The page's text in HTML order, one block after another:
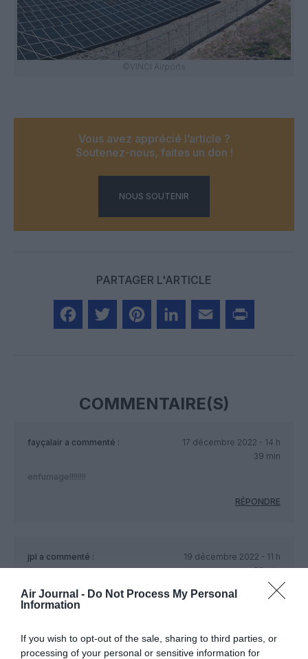
Air Journal - Do Not Process My Personal
Information
If you wish to opt-out of the sale, sharing to third parties, or
processing of your personal or sensitive information for
©VINCI Airports
Vous avez apprécié l’article ?
Soutenez-nous, faites un don !
NOUS SOUTENIR
PARTAGER L'ARTICLE
COMMENTAIRE(S)
fayçalair a commenté :
17 décembre 2022 - 14 h
39 min
enfumage!!!!!!!!
RÉPONDRE
jpl a commenté :
19 décembre 2022 - 11 h
20 min
“On” se focalise sur le carbone pour mieux cacher les
innombrables polluants ….